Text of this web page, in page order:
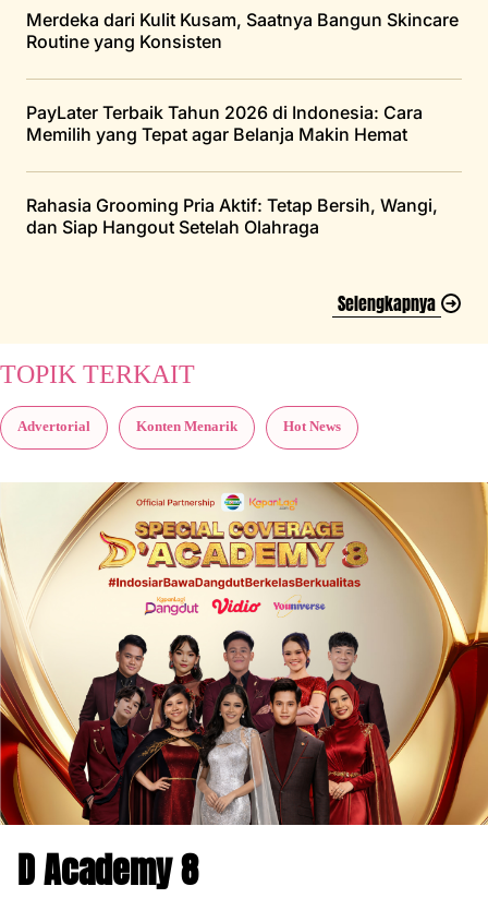
Merdeka dari Kulit Kusam, Saatnya Bangun Skincare
Routine yang Konsisten
PayLater Terbaik Tahun 2026 di Indonesia: Cara
Memilih yang Tepat agar Belanja Makin Hemat
Rahasia Grooming Pria Aktif: Tetap Bersih, Wangi,
dan Siap Hangout Setelah Olahraga
Selengkapnya
TOPIK TERKAIT
Advertorial Konten Menarik Hot News
D Academy 8